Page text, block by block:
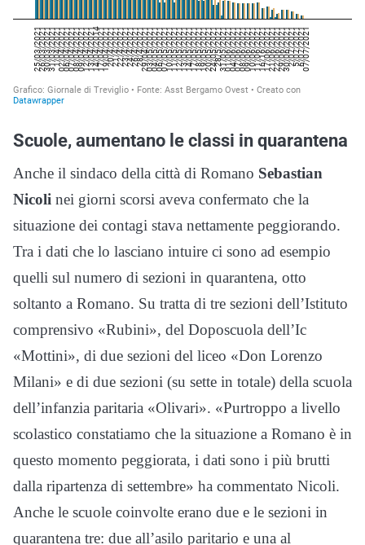
Scuole, aumentano le classi in quarantena
Anche il sindaco della città di Romano Sebastian
Nicoli nei giorni scorsi aveva confermato che la
situazione dei contagi stava nettamente peggiorando.
Tra i dati che lo lasciano intuire ci sono ad esempio
quelli sul numero di sezioni in quarantena, otto
soltanto a Romano. Su tratta di tre sezioni dell’Istituto
comprensivo «Rubini», del Doposcuola dell’Ic
«Mottini», di due sezioni del liceo «Don Lorenzo
Milani» e di due sezioni (su sette in totale) della scuola
dell’infanzia paritaria «Olivari». «Purtroppo a livello
scolastico constatiamo che la situazione a Romano è in
questo momento peggiorata, i dati sono i più brutti
dalla ripartenza di settembre» ha commentato Nicoli.
Anche le scuole coinvolte erano due e le sezioni in
quarantena tre: due all’asilo paritario e una al